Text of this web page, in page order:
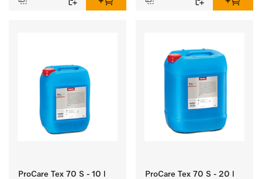
ProCare Tex 70 S - 10 l ProCare Tex 70 S - 20 l